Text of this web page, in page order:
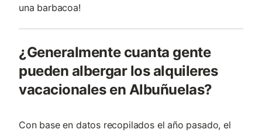
una barbacoa!
¿Generalmente cuanta gente
pueden albergar los alquileres
vacacionales en Albuñuelas?
Con base en datos recopilados el año pasado, el